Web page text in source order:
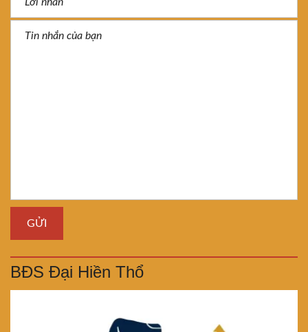
BĐS Đại Hiền Thổ